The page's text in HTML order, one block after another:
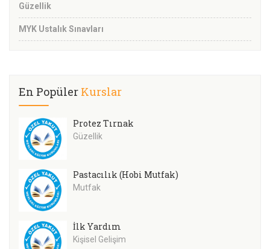
Güzellik
MYK Ustalık Sınavları
En Popüler Kurslar
Protez Tırnak
Güzellik
Pastacılık (Hobi Mutfak)
Mutfak
İlk Yardım
Kişisel Gelişim